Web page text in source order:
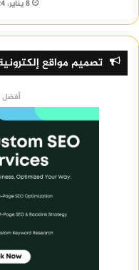
8 يناير، 2024
تصميم مواقع